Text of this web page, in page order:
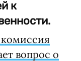
к
вопрос о